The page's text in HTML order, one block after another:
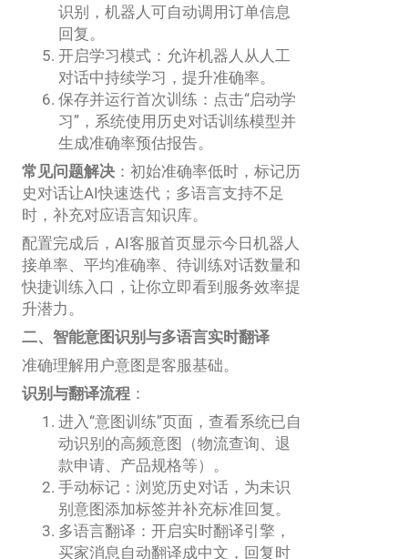
识别，机器人可自动调用订单信息
回复。
开启学习模式：允许机器人从人工
对话中持续学习，提升准确率。
保存并运行首次训练：点击“启动学
习”，系统使用历史对话训练模型并
生成准确率预估报告。
常见问题解决 ：初始准确率低时，标记历
史对话让AI快速迭代；多语言支持不足
时，补充对应语言知识库。
配置完成后，AI客服首页显示今日机器人
接单率、平均准确率、待训练对话数量和
快捷训练入口，让你立即看到服务效率提
升潜力。
二、智能意图识别与多语言实时翻译
准确理解用户意图是客服基础。
识别与翻译流程 ：
进入“意图训练”页面，查看系统已自
动识别的高频意图（物流查询、退
款申请、产品规格等）。
手动标记：浏览历史对话，为未识
别意图添加标签并补充标准回复。
多语言翻译：开启实时翻译引擎，
买家消息自动翻译成中文，回复时